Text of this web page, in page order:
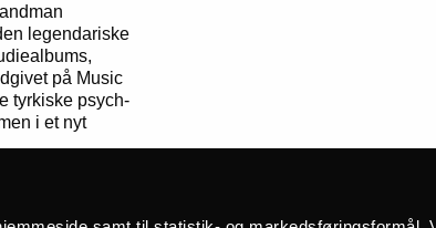
legendariske
på Music
tyrkiske psych-
i et nyt
Pumpehuset